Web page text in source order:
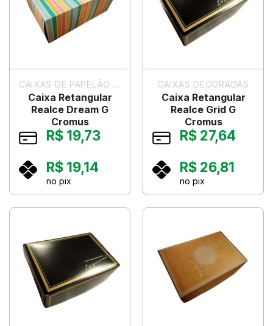
CAIXAS DE PAPELÃO PARA PRESENTES
Caixa Retangular
Realce Dream G
Cromus
R$19,73
R$19,14
no pix
CAIXAS DECORADAS
Caixa Retangular
Realce Grid G
Cromus
R$27,64
R$26,81
no pix